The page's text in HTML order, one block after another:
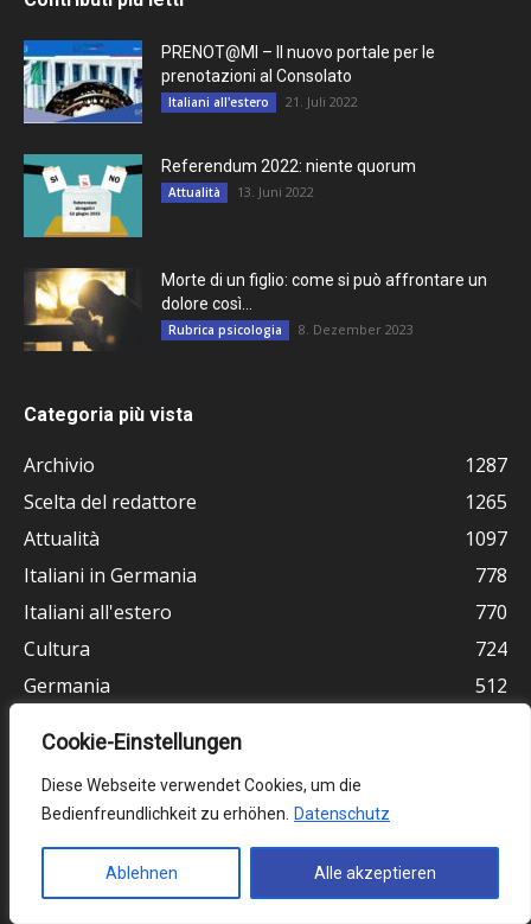
Cookie-Einstellungen
Diese Webseite verwendet Cookies, um die
Bedienfreundlichkeit zu erhöhen.
Datenschutz
Ablehnen Alle akzeptieren
PRENOT@MI – Il nuovo portale per le
prenotazioni al Consolato
Italiani all'estero 21. Juli 2022
Referendum 2022: niente quorum
Attualità 13. Juni 2022
Morte di un figlio: come si può affrontare un
dolore così...
Rubrica psicologia 8. Dezember 2023
Categoria più vista
Archivio
1287
Scelta del redattore
1265
Attualità
1097
Italiani in Germania
778
Italiani all'estero
770
Cultura
724
Germania
512
Ultimissime